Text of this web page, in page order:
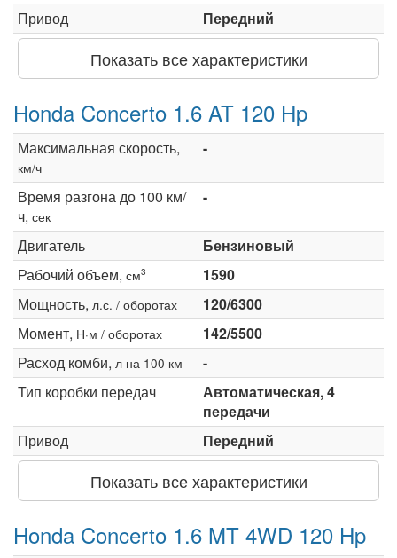
Привод
Передний
Показать все характеристики
Honda Concerto 1.6 AT 120 Hp
Максимальная скорость,
км/ч
-
Время разгона до 100 км/
ч, сек
-
Двигатель
Бензиновый
Рабочий объем, см3
1590
Мощность, л.с. / оборотах
120/6300
Момент, Н·м / оборотах
142/5500
Расход комби, л на 100 км
-
Тип коробки передач
Автоматическая, 4
передачи
Привод
Передний
Показать все характеристики
Honda Concerto 1.6 MT 4WD 120 Hp